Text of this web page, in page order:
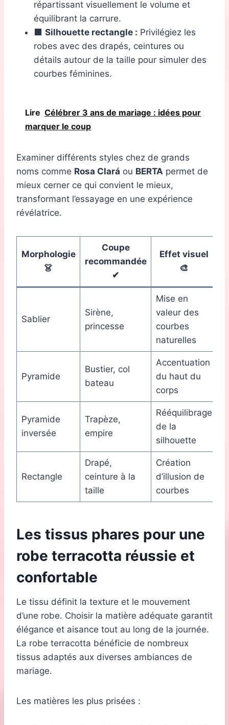
répartissant visuellement le volume et
équilibrant la carrure.
⬛ Silhouette rectangle : Privilégiez les
robes avec des drapés, ceintures ou
détails autour de la taille pour simuler des
courbes féminines.
Lire Célébrer 3 ans de mariage : idées pour
marquer le coup
Examiner différents styles chez de grands
noms comme Rosa Clará ou BERTA permet de
mieux cerner ce qui convient le mieux,
transformant l’essayage en une expérience
révélatrice.
Morphologie
👗
Coupe
recommandée
✔
Effet visuel
🎨
Sablier
Sirène,
princesse
Mise en
valeur des
courbes
naturelles
Pyramide
Bustier, col
bateau
Accentuation
du haut du
corps
Pyramide
inversée
Trapèze,
empire
Rééquilibrage
de la
silhouette
Rectangle
Drapé,
ceinture à la
taille
Création
d’illusion de
courbes
Les tissus phares pour une
robe terracotta réussie et
confortable
Le tissu définit la texture et le mouvement
d’une robe. Choisir la matière adéquate garantit
élégance et aisance tout au long de la journée.
La robe terracotta bénéficie de nombreux
tissus adaptés aux diverses ambiances de
mariage.
Les matières les plus prisées :